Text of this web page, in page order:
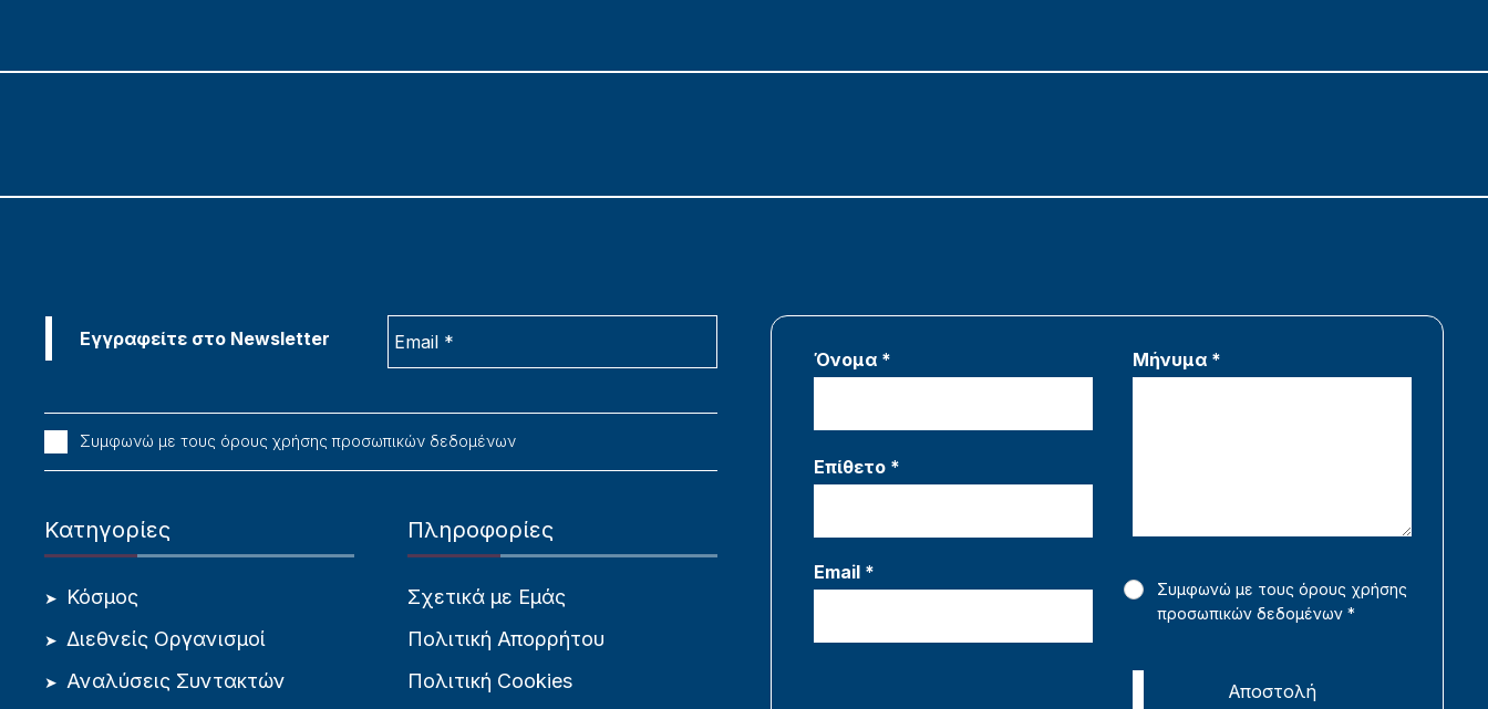
Συμφωνώ με τους όρους χρήσης προσωπικών δεδομένων
Κατηγορίες
Κόσμος
Διεθνείς Οργανισμοί
Αναλύσεις Συντακτών
Πληροφορίες
Σχετικά με Εμάς
Πολιτική Απορρήτου
Πολιτική Cookies
Όνομα *
Επίθετο *
Email *
Μήνυμα *
Συμφωνώ με τους όρους χρήσης
προσωπικών δεδομένων *
Αποστολή